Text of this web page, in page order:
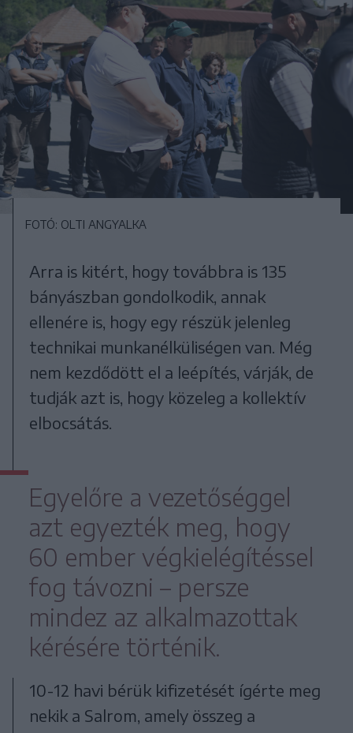
FOTÓ: OLTI ANGYALKA
Arra is kitért, hogy továbbra is 135
bányászban gondolkodik, annak
ellenére is, hogy egy részük jelenleg
technikai munkanélküliségen van. Még
nem kezdődött el a leépítés, várják, de
tudják azt is, hogy közeleg a kollektív
elbocsátás.
Egyelőre a vezetőséggel
azt egyezték meg, hogy
60 ember végkielégítéssel
fog távozni – persze
mindez az alkalmazottak
kérésére történik.
10-12 havi bérük kifizetését ígérte meg
nekik a Salrom, amely összeg a